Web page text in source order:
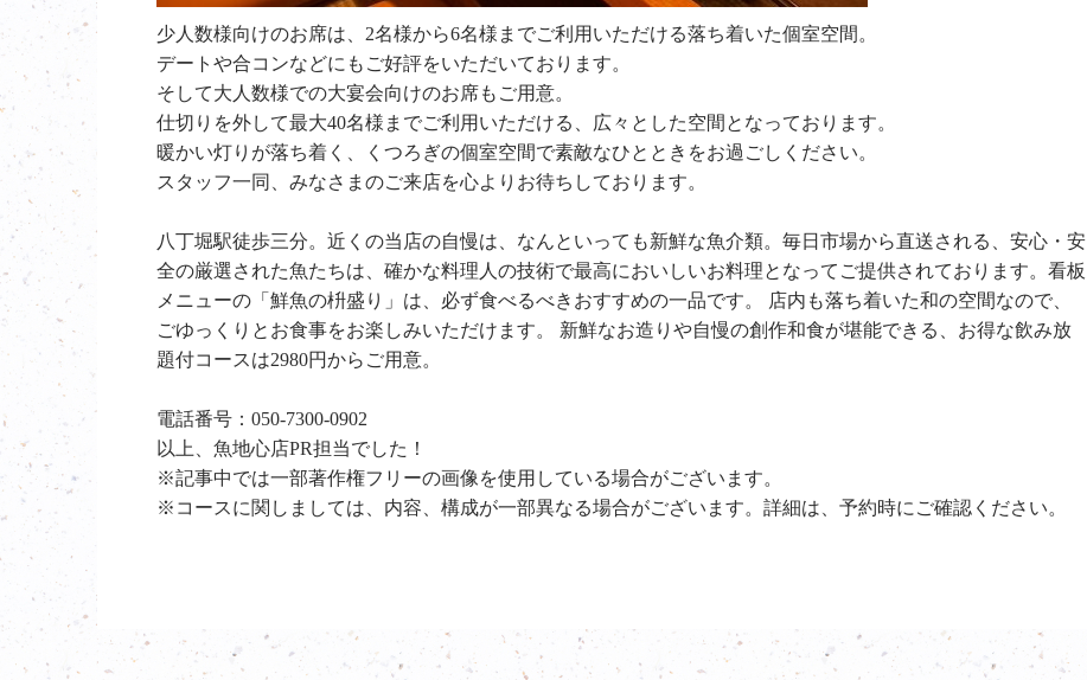
少人数様向けのお席は、2名様から6名様までご利用いただける落ち着いた個室空間。
デートや合コンなどにもご好評をいただいております。
そして大人数様での大宴会向けのお席もご用意。
仕切りを外して最大40名様までご利用いただける、広々とした空間となっております。
暖かい灯りが落ち着く、くつろぎの個室空間で素敵なひとときをお過ごしください。
スタッフ一同、みなさまのご来店を心よりお待ちしております。
八丁堀駅徒歩三分。近くの当店の自慢は、なんといっても新鮮な魚介類。毎日市場から直送される、安心・安
全の厳選された魚たちは、確かな料理人の技術で最高においしいお料理となってご提供されております。看板
メニューの「鮮魚の枡盛り」は、必ず食べるべきおすすめの一品です。 店内も落ち着いた和の空間なので、
ごゆっくりとお食事をお楽しみいただけます。 新鮮なお造りや自慢の創作和食が堪能できる、お得な飲み放
題付コースは2980円からご用意。
電話番号：050-7300-0902
以上、魚地心店PR担当でした！
※記事中では一部著作権フリーの画像を使用している場合がございます。
※コースに関しましては、内容、構成が一部異なる場合がございます。詳細は、予約時にご確認ください。